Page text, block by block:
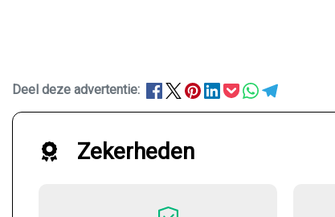
Deel deze advertentie:
Zekerheden